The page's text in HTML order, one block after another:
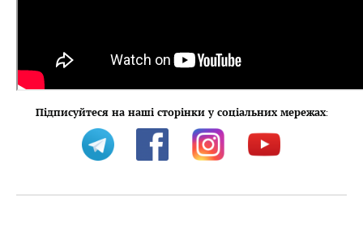
Підписуйтеся на наші сторінки у соціальних мережах: